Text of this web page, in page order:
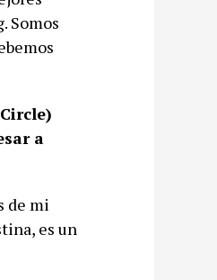
Somos
a
de mi
es un